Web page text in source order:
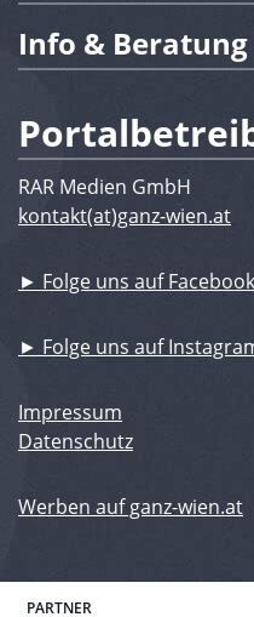
Info & Beratung
RAR Medien GmbH
kontakt(at)ganz-wien.at
► Folge uns auf Facebook
► Folge uns auf
Impressum
Datenschutz
Werben auf ganz-wien.at
PARTNER